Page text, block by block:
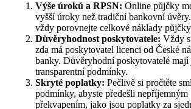
Výše úroků a RPSN: Online půjčky
vyšší úroky než tradiční bankovní
vždy porovnejte celkové náklady
Důvěryhodnost poskytovatele: Vždy
zda má poskytovatel licenci od České
banky. Důvěryhodní poskytovatelé mají
transparentní podmínky.
Skryté poplatky: Pečlivě si pročtěte
podmínky, abyste předešli nepříjemným
překvapením, jako jsou poplatky za